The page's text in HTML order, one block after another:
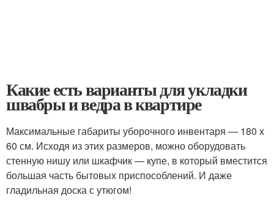
Какие есть варианты для укладки
швабры и ведра в квартире
Максимальные габариты уборочного инвентаря — 180 х
60 см. Исходя из этих размеров, можно оборудовать
стенную нишу или шкафчик — купе, в который вместится
большая часть бытовых приспособлений. И даже
гладильная доска с утюгом!